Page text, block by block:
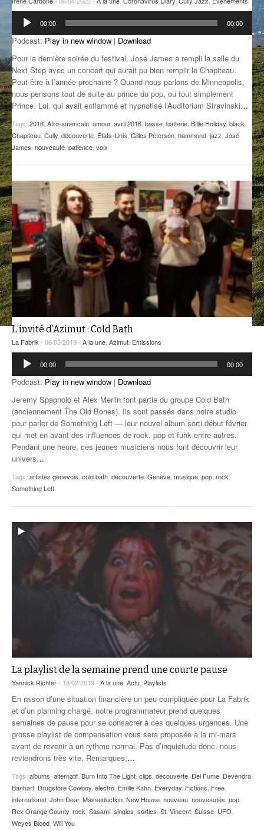
GROOVE N SUN
IL ÉTAIT UNE FOIS
L’ASTUCE DE LA PORTE EN BOIS
LA FABRIK POÉTIK
LA MINUTE LITTÉRAIRE
LA SOUTERRAINE
NOS ANCIENS
SONORIK
THEME FORCE
ZIRCONIUM
ANCIENNES ÉMISSIONS
PLUS DE MIX
Lecteur
audio
00:00 00:00
Podcast: Play in new window | Download
Pour la dernière soirée du festival, José James a rempli la salle du
Next Step avec un concert qui aurait pu bien remplir le Chapiteau.
Peut-être à l’année prochaine ? Quand nous parlons de Minneapolis,
nous pensons tout de suite au prince du pop, ou tout simplement
Prince. Lui, qui avait enflammé et hypnotisé l’Auditorium Stravinski…
Tags: 2016 Afro-americain amour, avril 2016 basse batterie Billie Holiday black
Chapiteau Cully découverte États-Unis Gilles Peterson hammond jazz José
James nouveauté patience voix
L’invité d’Azimut : Cold Bath
La Fabrik - 06/03/2019 - A la une Azimut Emissions
Lecteur
audio
00:00 00:00
Podcast: Play in new window | Download
Jeremy Spagnolo et Alex Merlin font partie du groupe Cold Bath
(anciennement The Old Bones). Ils sont passés dans notre studio
pour parler de Something Left — leur nouvel album sorti début février
qui met en avant des influences de rock, pop et funk entre autres.
Pendant une heure, ces jeunes musiciens nous font découvrir leur
univers…
Tags: artistes genevois cold bath découverte Genève musique pop rock
Something Left
La playlist de la semaine prend une courte pause
Yannick Richter- 18/02/2019 - A la une, Actu, Playlists
En raison d’une situation financière un peu compliquée pour La Fabrik
et d’un planning chargé, notre programmateur prend quelques
semaines de pause pour se consacrer à ces quelques urgences. Une
grosse playlist de compensation vous sera proposée à la mi-mars
avant de revenir à un rythme normal. Pas d’inquiétude donc, nous
reviendrons très vite. Remarques,…
Tags: albums, alternatif, Burn Into The Light, clips, découverte, Del Fume, Devendra
Banhart, Drugstore Cowboy, electro, Emilie Kahn, Everyday, Fictions, Free,
international, John Dear, Masseduction, New House, nouveau, nouveautés, pop,
Rex Orange County, rock, Sasami, singles, sorties, St. Vincent, Suisse, UFO,
Weyes Blood, Will You